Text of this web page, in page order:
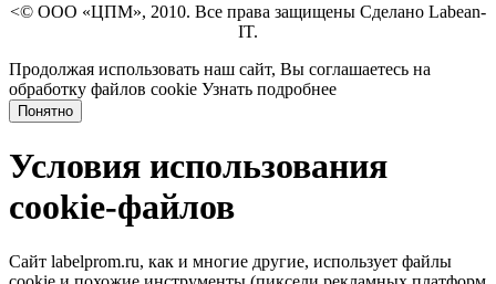
<© ООО «ЦПМ», 2010. Все права защищены Сделано Labean-
IT.
Продолжая использовать наш сайт, Вы соглашаетесь на
обработку файлов cookie Узнать подробнее
Понятно
Условия использования
cookie-файлов
Сайт labelprom.ru, как и многие другие, использует файлы